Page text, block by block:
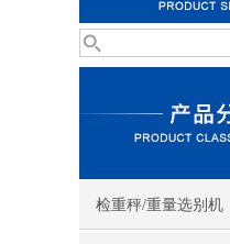
检重秤/重量选别机